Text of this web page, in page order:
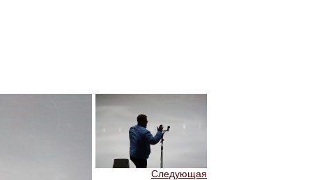
Следующая